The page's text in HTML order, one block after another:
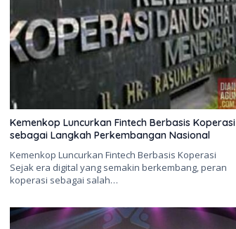
Kemenkop Luncurkan Fintech Berbasis Koperasi
sebagai Langkah Perkembangan Nasional
Kemenkop Luncurkan Fintech Berbasis Koperasi
Sejak era digital yang semakin berkembang, peran
koperasi sebagai salah…